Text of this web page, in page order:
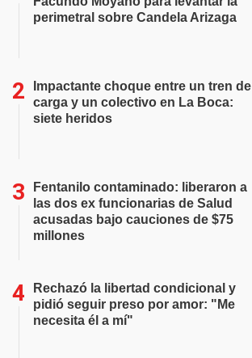
perimetral sobre Candela Arizaga
Impactante choque entre un tren de
carga y un colectivo en La Boca:
siete heridos
Fentanilo contaminado: liberaron a
las dos ex funcionarias de Salud
acusadas bajo cauciones de $75
millones
Rechazó la libertad condicional y
pidió seguir preso por amor: "Me
necesita él a mí"